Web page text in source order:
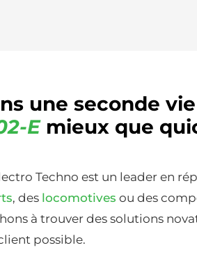
une seconde
Emieux que
Techno est un leader en
, des locomotives ou des
à trouver des solutions
possible.